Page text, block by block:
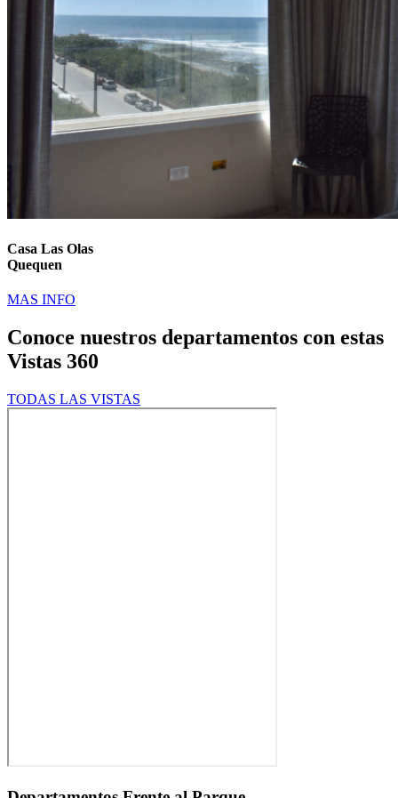
Casa Las Olas
Quequen
MAS INFO
Conoce nuestros departamentos con estas
Vistas 360
TODAS LAS VISTAS